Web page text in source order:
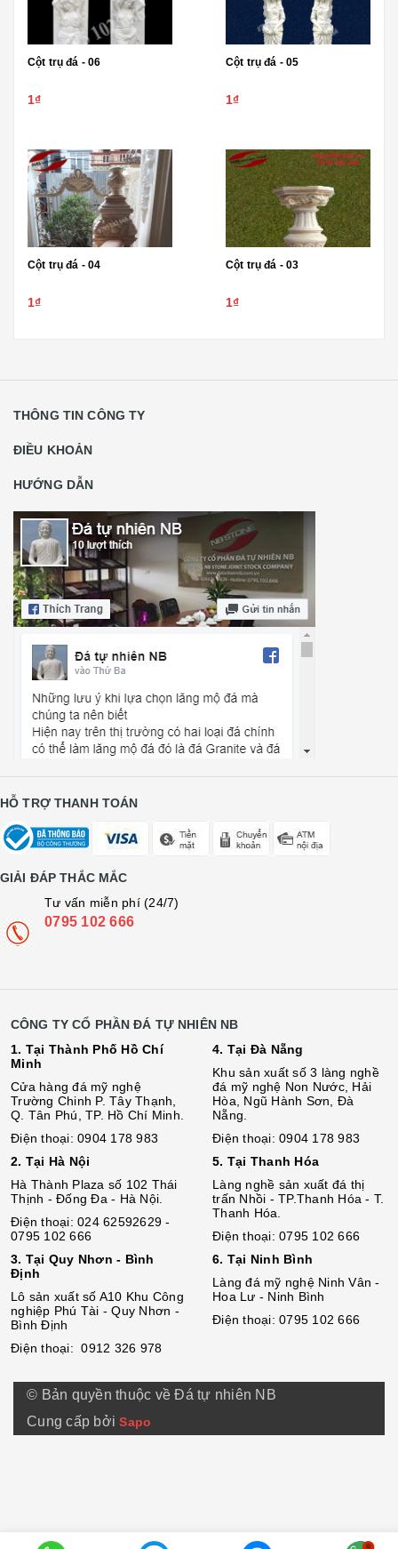
Cột trụ đá - 06
1₫
Cột trụ đá - 05
1₫
Cột trụ đá - 04
1₫
Cột trụ đá - 03
1₫
THÔNG TIN CÔNG TY
ĐIỀU KHOẢN
HƯỚNG DẪN
HỖ TRỢ THANH TOÁN
GIẢI ĐÁP THẮC MẮC
Tư vấn miễn phí (24/7)
0795 102 666
CÔNG TY CỔ PHẦN ĐÁ TỰ NHIÊN NB
1. Tại Thành Phố Hồ Chí
Minh
Cửa hàng đá mỹ nghệ
Trường Chinh P. Tây Thạnh,
Q. Tân Phú, TP. Hồ Chí Minh.
Điện thoại: 0904 178 983
2. Tại Hà Nội
Hà Thành Plaza số 102 Thái
Thịnh - Đống Đa - Hà Nội.
Điện thoại: 024 62592629 -
0795 102 666
3. Tại Quy Nhơn - Bình
Định
Lô sản xuất số A10 Khu Công
nghiệp Phú Tài - Quy Nhơn -
Bình Định
Điện thoại: 0912 326 978
4. Tại Đà Nẵng
Khu sản xuất số 3 làng nghề
đá mỹ nghệ Non Nước, Hải
Hòa, Ngũ Hành Sơn, Đà
Nẵng.
Điện thoại: 0904 178 983
5. Tại Thanh Hóa
Làng nghề sản xuất đá thị
trấn Nhồi - TP.Thanh Hóa - T.
Thanh Hóa.
Điện thoại: 0795 102 666
6. Tại Ninh Bình
Làng đá mỹ nghệ Ninh Vân -
Hoa Lư - Ninh Bình
Điện thoại: 0795 102 666
© Bản quyền thuộc về Đá tự nhiên NB
Cung cấp bởiSapo